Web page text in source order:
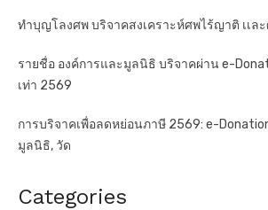
n
t
i
o
n
ทำบุญโลงศพ บริจาคสงเคราะห์ศพไร้ญาติ เเล
รายชื่อ องค์การและมูลนิธิ บริจาคผ่าน e-
เท่า 2569
การบริจาคเพื่อลดหย่อนภาษี 2569: e-
มูลนิธิ, วัด
Categories